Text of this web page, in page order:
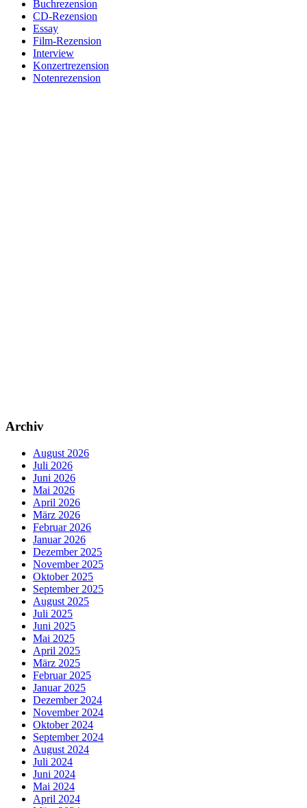
Buchrezension
CD-Rezension
Essay
Film-Rezension
Interview
Konzertrezension
Notenrezension
Archiv
August 2026
Juli 2026
Juni 2026
Mai 2026
April 2026
März 2026
Februar 2026
Januar 2026
Dezember 2025
November 2025
Oktober 2025
September 2025
August 2025
Juli 2025
Juni 2025
Mai 2025
April 2025
März 2025
Februar 2025
Januar 2025
Dezember 2024
November 2024
Oktober 2024
September 2024
August 2024
Juli 2024
Juni 2024
Mai 2024
April 2024